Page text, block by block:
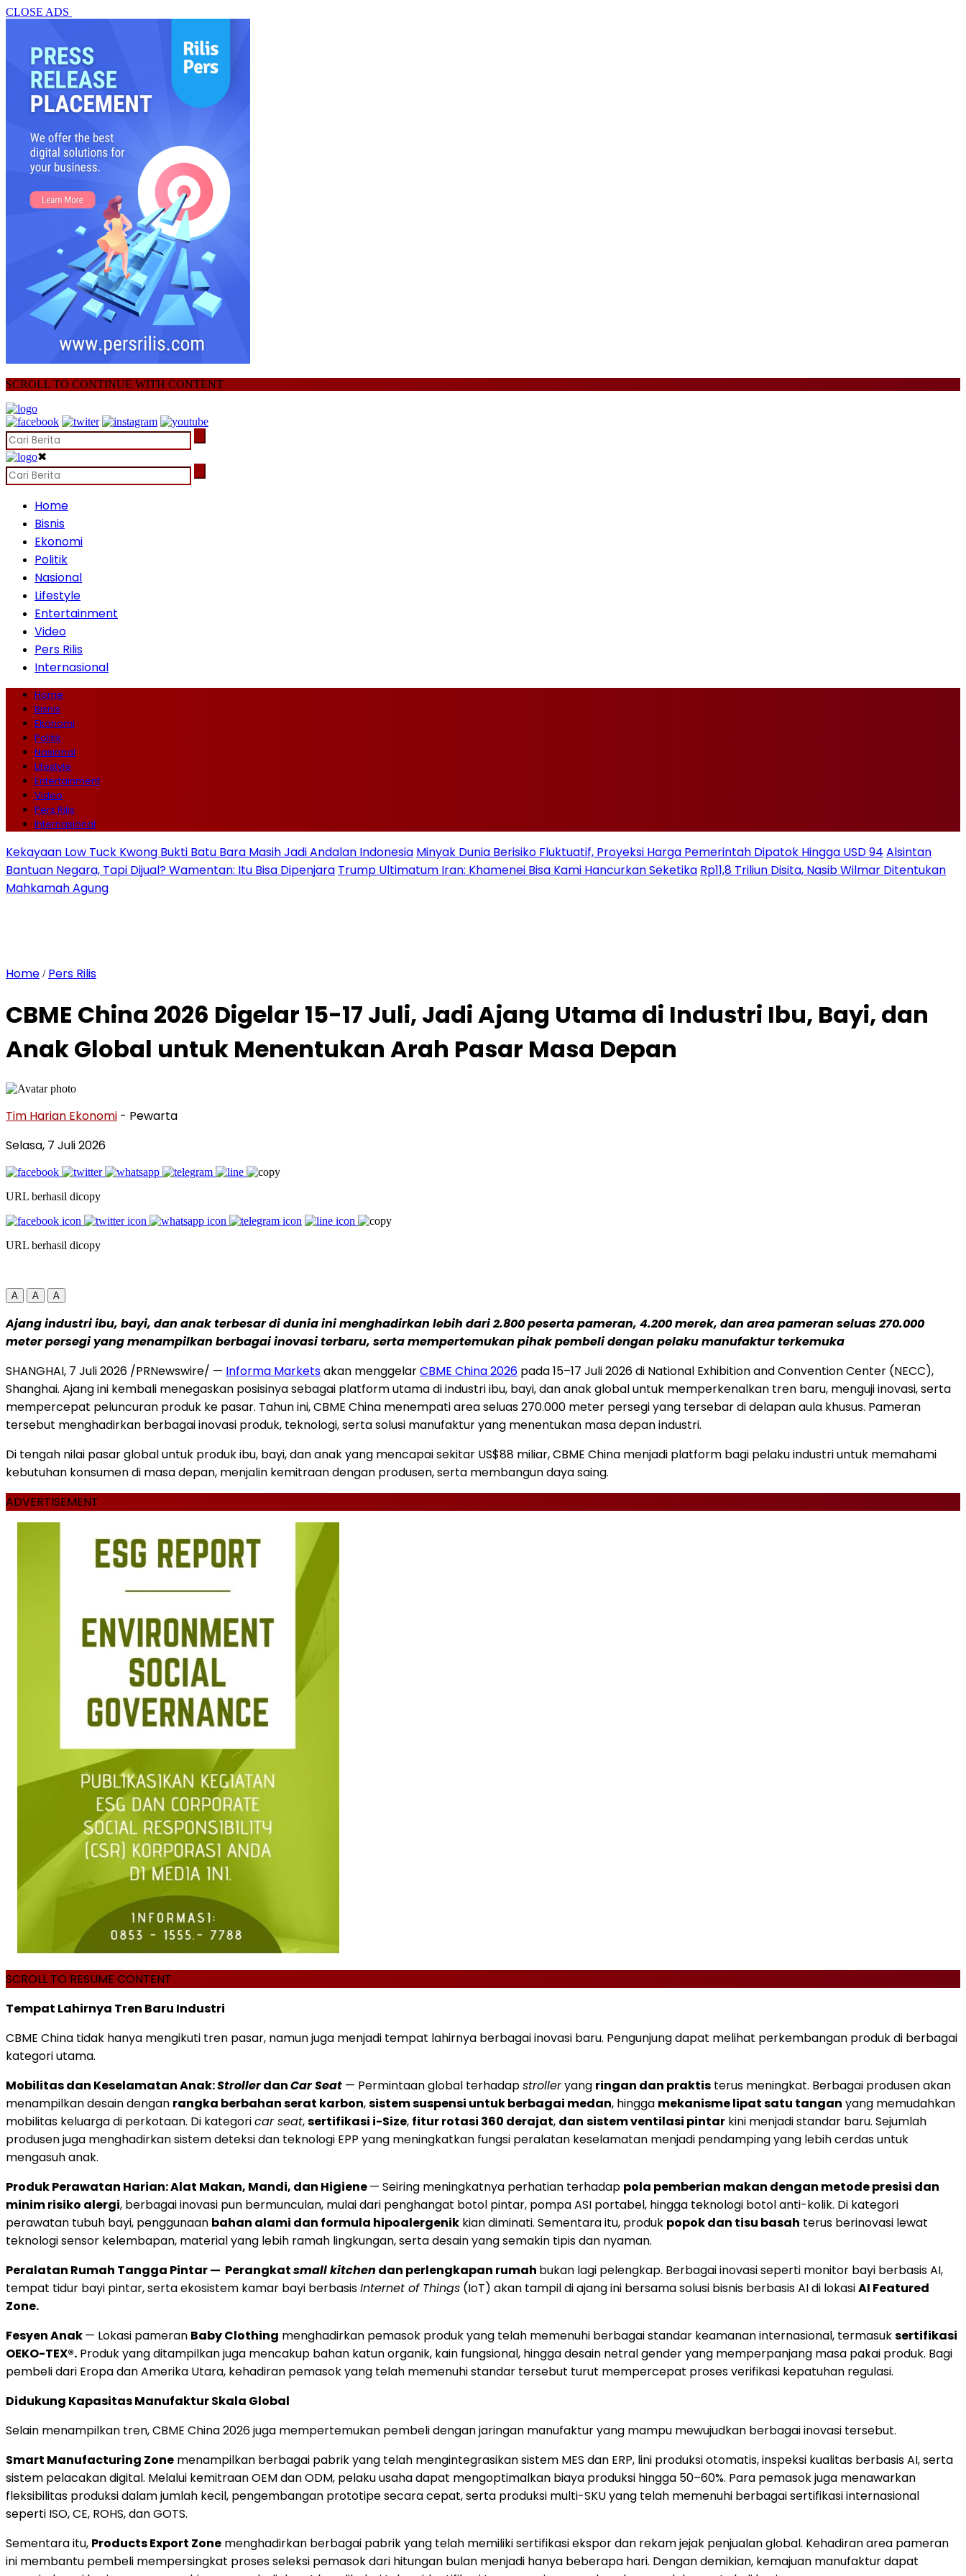
CLOSE ADS
SCROLL TO CONTINUE WITH CONTENT
✖
Home
Bisnis
Ekonomi
Politik
Nasional
Lifestyle
Entertainment
Video
Pers Rilis
Internasional
Home
Bisnis
Ekonomi
Politik
Nasional
Lifestyle
Entertainment
Video
Pers Rilis
Internasional
Kekayaan Low Tuck Kwong Bukti Batu Bara Masih Jadi Andalan Indonesia Minyak Dunia Berisiko Fluktuatif, Proyeksi Harga Pemerintah Dipatok Hingga USD 94 Alsintan
Bantuan Negara, Tapi Dijual? Wamentan: Itu Bisa Dipenjara Trump Ultimatum Iran: Khamenei Bisa Kami Hancurkan Seketika Rp11,8 Triliun Disita, Nasib Wilmar Ditentukan
Mahkamah Agung
Home / Pers Rilis
CBME China 2026 Digelar 15-17 Juli, Jadi Ajang Utama di Industri Ibu, Bayi, dan
Anak Global untuk Menentukan Arah Pasar Masa Depan
Tim Harian Ekonomi - Pewarta
Selasa, 7 Juli 2026
URL berhasil dicopy
URL berhasil dicopy
A A A
Ajang industri ibu, bayi, dan anak terbesar di dunia ini menghadirkan lebih dari 2.800 peserta pameran, 4.200 merek, dan area pameran seluas 270.000
meter persegi yang menampilkan berbagai inovasi terbaru, serta mempertemukan pihak pembeli dengan pelaku manufaktur terkemuka
SHANGHAI, 7 Juli 2026 /PRNewswire/ — Informa Marketsakan menggelarCBME China 2026 pada 15–17 Juli 2026 di National Exhibition and Convention Center (NECC),
Shanghai. Ajang ini kembali menegaskan posisinya sebagai platform utama di industri ibu, bayi, dan anak global untuk memperkenalkan tren baru, menguji inovasi, serta
mempercepat peluncuran produk ke pasar. Tahun ini, CBME China menempati area seluas 270.000 meter persegi yang tersebar di delapan aula khusus. Pameran
tersebut menghadirkan berbagai inovasi produk, teknologi, serta solusi manufaktur yang menentukan masa depan industri.
Di tengah nilai pasar global untuk produk ibu, bayi, dan anak yang mencapai sekitar US$88 miliar, CBME China menjadi platform bagi pelaku industri untuk memahami
kebutuhan konsumen di masa depan, menjalin kemitraan dengan produsen, serta membangun daya saing.
ADVERTISEMENT
SCROLL TO RESUME CONTENT
Tempat Lahirnya Tren Baru Industri
CBME China tidak hanya mengikuti tren pasar, namun juga menjadi tempat lahirnya berbagai inovasi baru. Pengunjung dapat melihat perkembangan produk di berbagai
kategori utama.
Mobilitas dan Keselamatan Anak:StrollerdanCar Seat — Permintaan global terhadapstrolleryang ringan dan praktis terus meningkat. Berbagai produsen akan
menampilkan desain dengan rangka berbahan serat karbon,sistem suspensi untuk berbagai medan, hingga mekanisme lipat satu tangan yang memudahkan
mobilitas keluarga di perkotaan. Di kategoricar seat,sertifikasi i-Size, fitur rotasi 360 derajat, dan sistem ventilasi pintar kini menjadi standar baru. Sejumlah
produsen juga menghadirkan sistem deteksi dan teknologi EPP yang meningkatkan fungsi peralatan keselamatan menjadi pendamping yang lebih cerdas untuk
mengasuh anak.
Produk Perawatan Harian: Alat Makan, Mandi, dan Higiene— Seiring meningkatnya perhatian terhadap pola pemberian makan dengan metode presisi dan
minim risiko alergi, berbagai inovasi pun bermunculan, mulai dari penghangat botol pintar, pompa ASI portabel, hingga teknologi botol anti-kolik. Di kategori
perawatan tubuh bayi, penggunaan bahan alami dan formula hipoalergenik kian diminati. Sementara itu, produk popok dan tisu basah terus berinovasi lewat
teknologi sensor kelembapan, material yang lebih ramah lingkungan, serta desain yang semakin tipis dan nyaman.
Peralatan Rumah Tangga Pintar — Perangkatsmall kitchen dan perlengkapan rumah bukan lagi pelengkap. Berbagai inovasi seperti monitor bayi berbasis AI,
tempat tidur bayi pintar, serta ekosistem kamar bayi berbasisInternet of Things (IoT) akan tampil di ajang ini bersama solusi bisnis berbasis AI di lokasiAI Featured
Zone.
Fesyen Anak— Lokasi pameran Baby Clothing menghadirkan pemasok produk yang telah memenuhi berbagai standar keamanan internasional, termasuksertifikasi
OEKO-TEX®. Produk yang ditampilkan juga mencakup bahan katun organik, kain fungsional, hingga desain netral gender yang memperpanjang masa pakai produk. Bagi
pembeli dari Eropa dan Amerika Utara, kehadiran pemasok yang telah memenuhi standar tersebut turut mempercepat proses verifikasi kepatuhan regulasi.
Didukung Kapasitas Manufaktur Skala Global
Selain menampilkan tren, CBME China 2026 juga mempertemukan pembeli dengan jaringan manufaktur yang mampu mewujudkan berbagai inovasi tersebut.
Smart Manufacturing Zone menampilkan berbagai pabrik yang telah mengintegrasikan sistem MES dan ERP, lini produksi otomatis, inspeksi kualitas berbasis AI, serta
sistem pelacakan digital. Melalui kemitraan OEM dan ODM, pelaku usaha dapat mengoptimalkan biaya produksi hingga 50–60%. Para pemasok juga menawarkan
fleksibilitas produksi dalam jumlah kecil, pengembangan prototipe secara cepat, serta produksi multi-SKU yang telah memenuhi berbagai sertifikasi internasional
seperti ISO, CE, ROHS, dan GOTS.
Sementara itu, Products Export Zone menghadirkan berbagai pabrik yang telah memiliki sertifikasi ekspor dan rekam jejak penjualan global. Kehadiran area pameran
ini membantu pembeli mempersingkat proses seleksi pemasok dari hitungan bulan menjadi hanya beberapa hari. Dengan demikian, kemajuan manufaktur dapat